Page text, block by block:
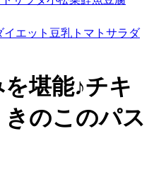
イエット 豆乳 トマト サラダ
堪能♪チキ
のこのパス